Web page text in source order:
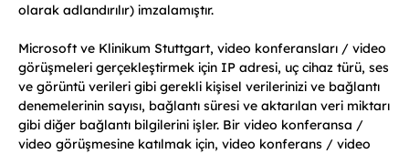
olarak adlandırılır) imzalamıştır.
Microsoft ve Klinikum Stuttgart, video konferansları / video
görüşmeleri gerçekleştirmek için IP adresi, uç cihaz türü, ses
ve görüntü verileri gibi gerekli kişisel verilerinizi ve bağlantı
denemelerinin sayısı, bağlantı süresi ve aktarılan veri miktarı
gibi diğer bağlantı bilgilerini işler. Bir video konferansa /
video görüşmesine katılmak için, video konferans / video